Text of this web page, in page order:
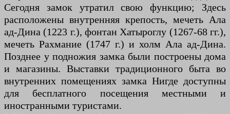
Сегодня замок утратил свою функцию; Здесь
расположены внутренняя крепость, мечеть Ала
ад-Дина (1223 г.), фонтан Хатыроглу (1267-68 гг.),
мечеть Рахмание (1747 г.) и холм Ала ад-Дина.
Позднее у подножия замка были построены дома
и магазины. Выставки традиционного быта во
внутренних помещениях замка Нигде доступны
для бесплатного посещения местными и
иностранными туристами.